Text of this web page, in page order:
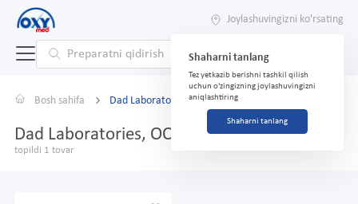
Joylashuvingizni ko'rsating
Shaharni tanlang
Tez yetkazib berishni tashkil qilish
uchun o'zingizning joylashuvingizni
aniqlashtiring
Shaharni tanlang
Bosh sahifa Dad Laboratories, ООО
Dad Laboratories, ООО
topildi 1 tovar